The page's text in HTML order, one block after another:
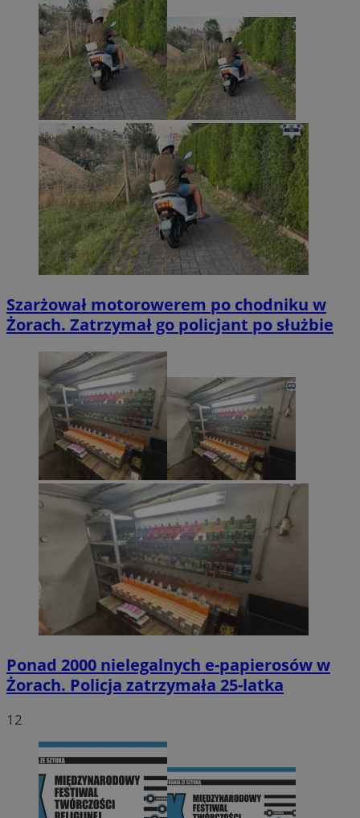
Szarżował motorowerem po chodniku w
Żorach. Zatrzymał go policjant po służbie
Ponad 2000 nielegalnych e-papierosów w
Żorach. Policja zatrzymała 25-latka
12